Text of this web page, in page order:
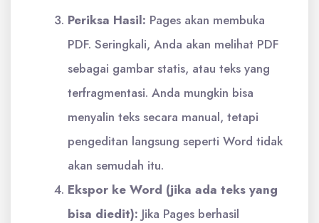
Periksa Hasil: Pages akan membuka
PDF. Seringkali, Anda akan melihat PDF
sebagai gambar statis, atau teks yang
terfragmentasi. Anda mungkin bisa
menyalin teks secara manual, tetapi
pengeditan langsung seperti Word tidak
akan semudah itu.
Ekspor ke Word (jika ada teks yang
bisa diedit): Jika Pages berhasil